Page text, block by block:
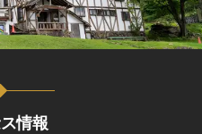
情報